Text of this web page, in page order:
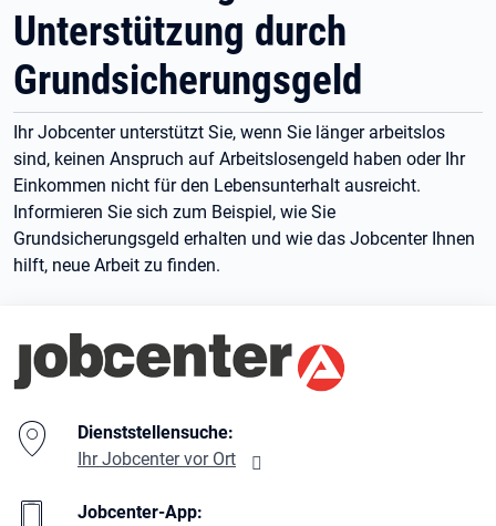
Unterstützung durch
Grundsicherungsgeld
Ihr Jobcenter unterstützt Sie, wenn Sie länger arbeitslos
sind, keinen Anspruch auf Arbeitslosengeld haben oder Ihr
Einkommen nicht für den Lebensunterhalt ausreicht.
Informieren Sie sich zum Beispiel, wie Sie
Grundsicherungsgeld erhalten und wie das Jobcenter Ihnen
hilft, neue Arbeit zu finden.
Branding-Bereich Beschreibung
Dienststellensuche:
Ihr Jobcenter vor Ort
Jobcenter-App: